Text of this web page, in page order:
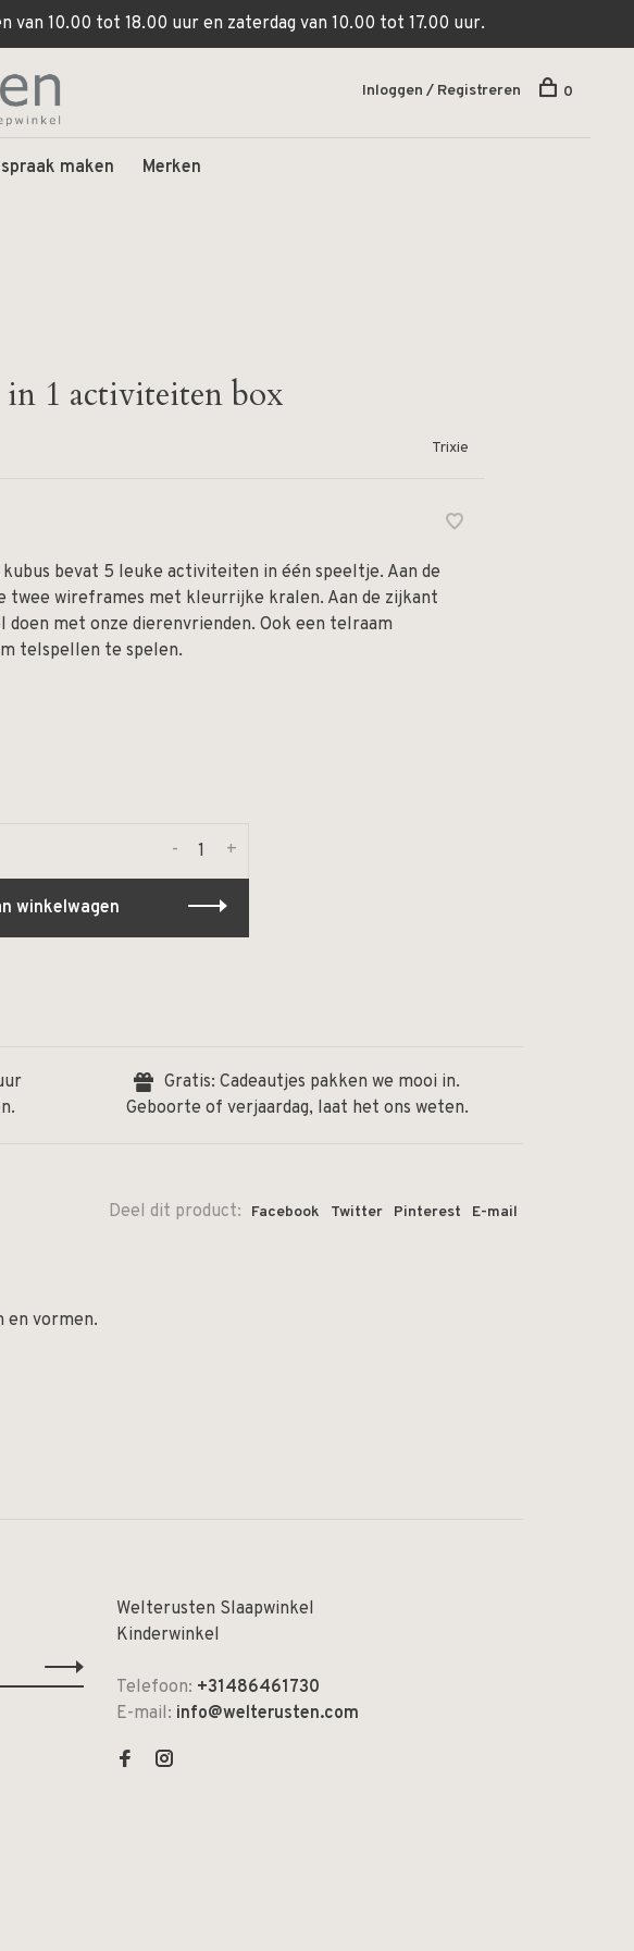
van 10.00 tot 18.00 uur en zaterdag van 10.00 tot 17.00 uur.
maken Merken
Inloggen / Registreren 0
1 activiteiten box
Trixie
kubus bevat 5 leuke activiteiten in één speeltje. Aan de
twee wireframes met kleurrijke kralen. Aan de zijkant
doen met onze dierenvrienden. Ook een telraam
telspellen te spelen.
+
-
winkelwagen
Gratis: Cadeautjes pakken we mooi in.
Geboorte of verjaardag, laat het ons weten.
Deel dit product: Facebook Twitter Pinterest E-mail
vormen.
Welterusten Slaapwinkel
Kinderwinkel
Telefoon: +31486461730
E-mail: info@welterusten.com